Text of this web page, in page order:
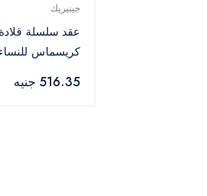
جينيريك
عقد سلسلة
كريسماس
516.35 جنيه